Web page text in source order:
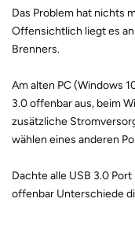
Das Problem hat nichts
Offensichtlich liegt es
Brenners.
Am alten PC (Windows
3.0 offenbar aus, beim
zusätzliche
wählen eines anderen
Dachte alle USB 3.0
offenbar Unterschiede